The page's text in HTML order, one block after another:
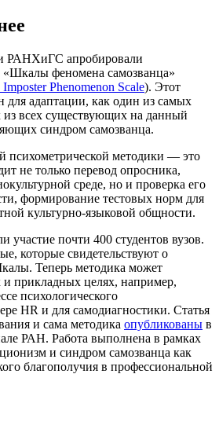
апробировали
феномена самозванца»
Phenomenon Scale). Этот
для адаптации, как один из самых
всех существующих на данный
синдром самозванца.
психометрической методики — это
не только перевод опросника,
среде, но и проверка его
формирование тестовых норм для
культурно-языковой общности.
участие почти 400 студентов вузов.
которые свидетельствуют о
Теперь методика может
и прикладных целях, например,
психологического
HR и для самодиагностики. Статья
и сама методика опубликованы в
РАН. Работа выполнена в рамках
и синдром самозванца как
благополучия в профессиональной